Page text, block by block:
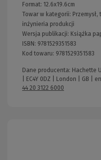
Format: 12.6x19.6cm
Towar w kategorii:
inżynieria produkcji
Wersja publikacji: Książka
ISBN: 9781529351583
Kod towaru: 9781529351583
Dane producenta: Hachette
| EC4Y 0DZ | London | GB |
44 20 3122 6000